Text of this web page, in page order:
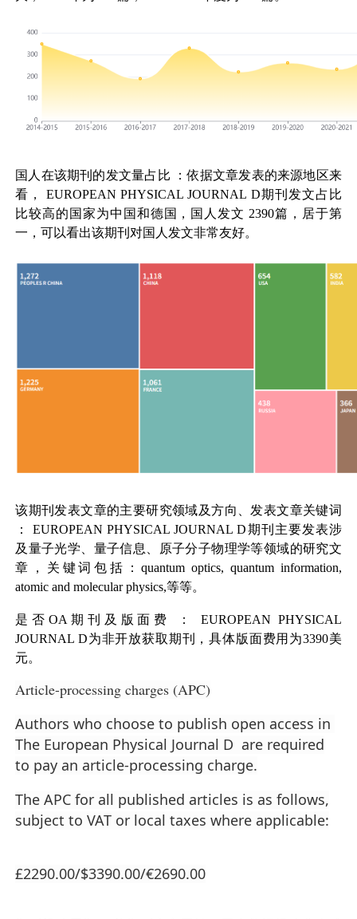
国人在该期刊的发文量占比
：依据文章发表的来源地区来
看，
EUROPEAN PHYSICAL JOURNAL D期刊发文占比
比较高的国家为中国和德国，国人发文 2390篇，居于第
一，可以看出该期刊对国人发文非常友好。
该期刊发表文章的主要研究领域及方向、发表文章关键词
：
EUROPEAN PHYSICAL JOURNAL D期刊主要发表涉
及量子光学、量子信息、原子分子物理学等领域的研究文
章，关键词包括：quantum optics, quantum information,
atomic and molecular physics,等等。
是否OA期刊及版面费 ：
EUROPEAN PHYSICAL
JOURNAL D为非开放获取期刊，具体版面费用为3390美
元。
Article-processing charges (APC)
Authors who choose to publish open access in
The European Physical Journal D are required
to pay an article-processing charge.
The APC for all published articles is as follows,
subject to VAT or local taxes where applicable:
£2290.00/$3390.00/€2690.00